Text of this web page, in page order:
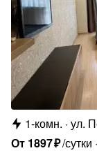
1-комн. ул.
От 1897₽/сутки